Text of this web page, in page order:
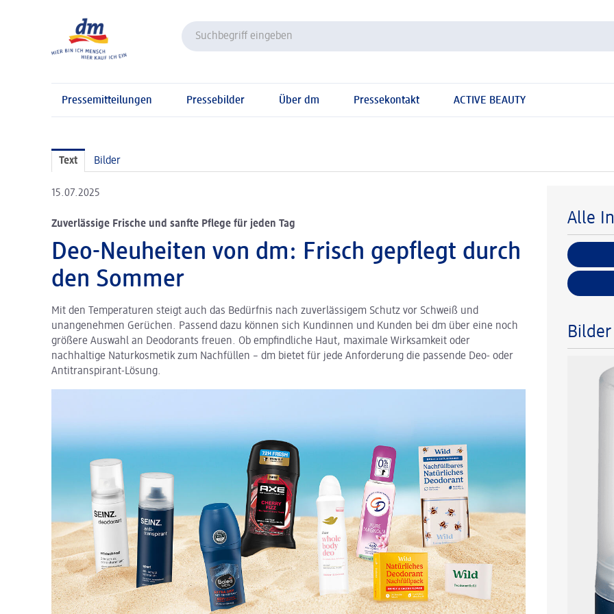
Pressemitteilungen Pressebilder Über dm Pressekontakt ACTIVE BEAUTY
Text Bilder
15.07.2025
Zuverlässige Frische und sanfte Pflege für jeden Tag
Deo-Neuheiten von dm: Frisch gepflegt durch
den Sommer
Mit den Temperaturen steigt auch das Bedürfnis nach zuverlässigem Schutz vor Schweiß und
unangenehmen Gerüchen. Passend dazu können sich Kundinnen und Kunden bei dm über eine noch
größere Auswahl an Deodorants freuen. Ob empfindliche Haut, maximale Wirksamkeit oder
nachhaltige Naturkosmetik zum Nachfüllen – dm bietet für jede Anforderung die passende Deo- oder
Antitranspirant-Lösung.
Alle